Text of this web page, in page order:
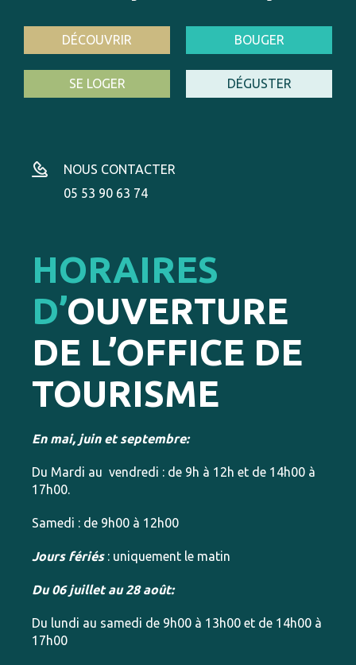
DÉCOUVRIR BOUGER
SE LOGER DÉGUSTER
NOUS CONTACTER
05 53 90 63 74
HORAIRES
D’OUVERTURE
DE L’OFFICE DE
TOURISME
En mai, juin et septembre:
Du Mardi au vendredi : de 9h à 12h et de 14h00 à
17h00.
Samedi : de 9h00 à 12h00
Jours fériés: uniquement le matin
Du 06 juillet au 28 août:
Du lundi au samedi de 9h00 à 13h00 et de 14h00 à
17h00